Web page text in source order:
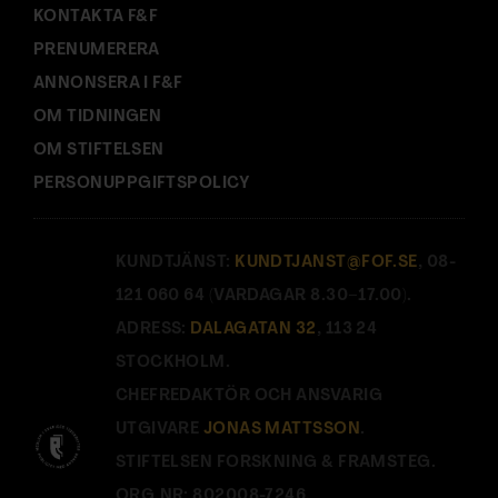
KONTAKTA F&F
PRENUMERERA
ANNONSERA I F&F
OM TIDNINGEN
OM STIFTELSEN
PERSONUPPGIFTSPOLICY
KUNDTJÄNST: KUNDTJANST@FOF.SE , 08-
121 060 64 (VARDAGAR 8.30–17.00).
ADRESS: DALAGATAN 32 , 113 24
STOCKHOLM.
CHEFREDAKTÖR OCH ANSVARIG
UTGIVARE JONAS MATTSSON .
STIFTELSEN FORSKNING & FRAMSTEG.